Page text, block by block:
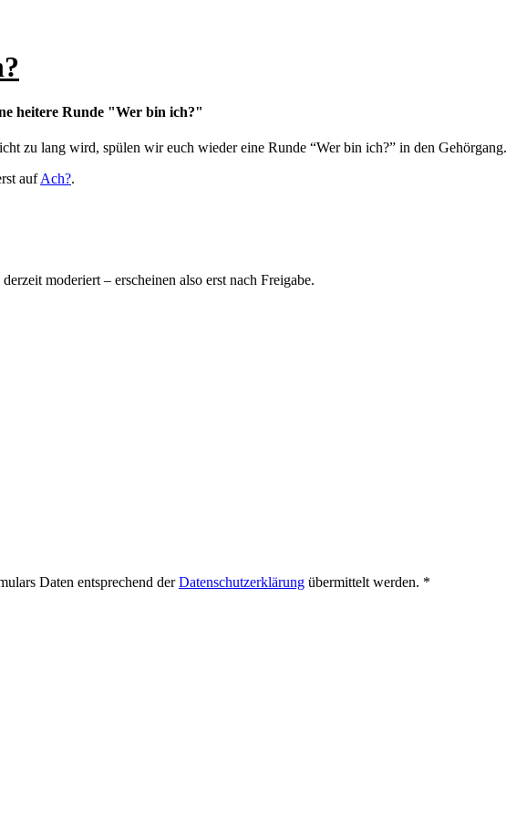
heitere Runde "Wer bin ich?"
zu lang wird, spülen wir euch wieder eine Runde “Wer bin ich?” in den
aufAch?.
moderiert – erscheinen also erst nach Freigabe.
Daten entsprechend derDatenschutzerklärung übermittelt werden. *